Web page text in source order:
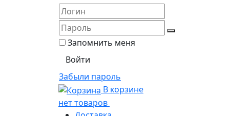
Запомнить меня
Забыли пароль
В корзине
нет товаров